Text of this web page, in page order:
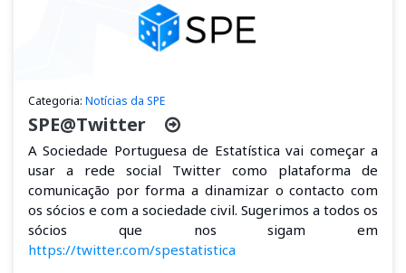
Categoria: Notícias da SPE
SPE@Twitter
A Sociedade Portuguesa de Estatística vai começar a
usar a rede social Twitter como plataforma de
comunicação por forma a dinamizar o contacto com
os sócios e com a sociedade civil. Sugerimos a todos os
sócios que nos sigam em
https://twitter.com/spestatistica